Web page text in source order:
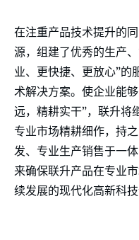
在注重产品技术提升的
源，组建了优秀的生产
业、更快捷、更放心”的
术解决方案。使企业能
远，精耕实干”，联升将
专业市场精耕细作，持
发、专业生产销售于一
来确保联升产品在专业
续发展的现代化高新科技